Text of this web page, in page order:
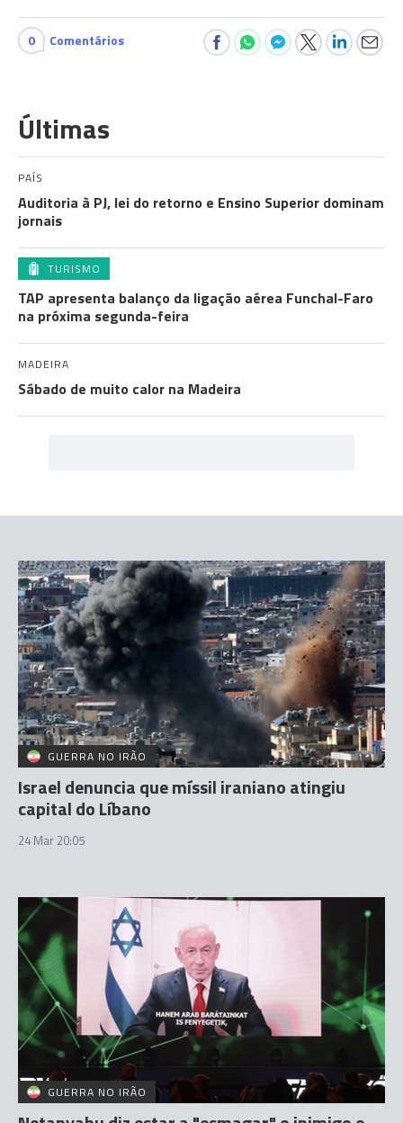
0 Comentários
Últimas
PAÍS
Auditoria à PJ, lei do retorno e Ensino Superior dominam
jornais
TURISMO
TAP apresenta balanço da ligação aérea Funchal-Faro
na próxima segunda-feira
MADEIRA
Sábado de muito calor na Madeira
GUERRA NO IRÃO
Israel denuncia que míssil iraniano atingiu
capital do Líbano
24 Mar 20:05
GUERRA NO IRÃO